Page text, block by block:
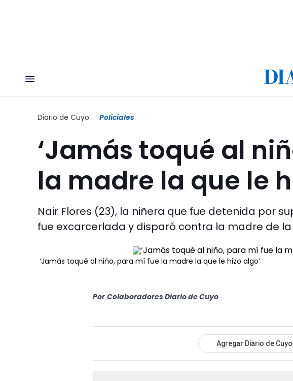
Diario de Cuyo Policiales
‘Jamás toqué al
la madre la que le
Nair Flores (23), la niñera que fue detenida por
fue excarcerlada y disparó contra la madre de
‘Jamás toqué al niño, para mí fue la madre la que le hizo algo’
Por Colaboradores Diario de Cuyo
Agregar Diario de Cuyo